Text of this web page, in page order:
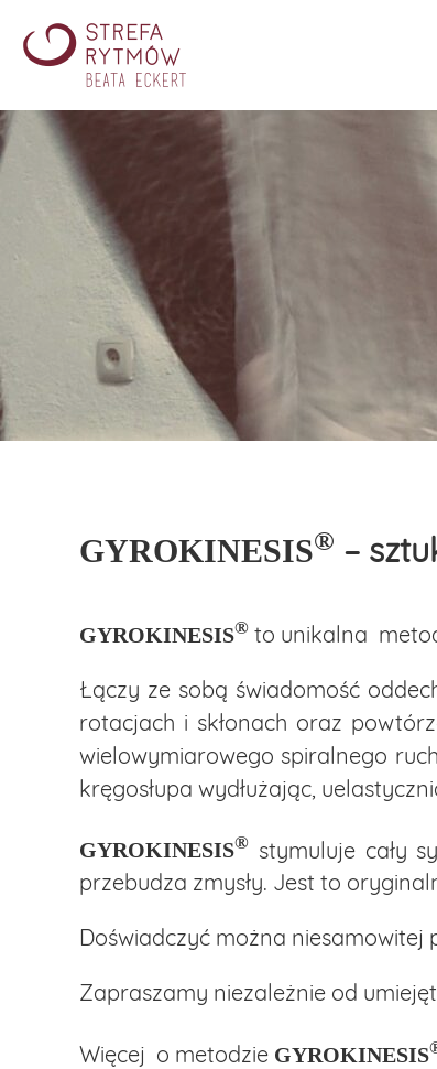
GYROKINESIS® –
GYROKINESIS® to unikalna
Łączy ze sobą świadomość
rotacjach i skłonach oraz
wielowymiarowego spiralnego
kręgosłupa wydłużając,
GYROKINESIS® stymuluje cały
przebudza zmysły. Jest to
Doświadczyć można niesamowitej
Zapraszamy niezależnie od
Więcej o metodzie GYROKINESIS